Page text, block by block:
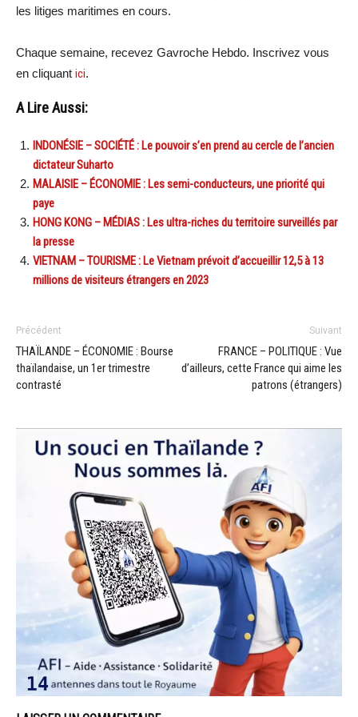
les litiges maritimes en cours.
Chaque semaine, recevez Gavroche Hebdo. Inscrivez vous
en cliquant ici.
A Lire Aussi:
INDONÉSIE – SOCIÉTÉ : Le pouvoir s’en prend au cercle de l’ancien
dictateur Suharto
MALAISIE – ÉCONOMIE : Les semi-conducteurs, une priorité qui
paye
HONG KONG – MÉDIAS : Les ultra-riches du territoire surveillés par
la presse
VIETNAM – TOURISME : Le Vietnam prévoit d’accueillir 12,5 à 13
millions de visiteurs étrangers en 2023
Précédent
THAÏLANDE – ÉCONOMIE : Bourse
thaïlandaise, un 1er trimestre
contrasté
Suivant
FRANCE – POLITIQUE : Vue
d’ailleurs, cette France qui aime les
patrons (étrangers)